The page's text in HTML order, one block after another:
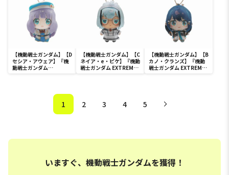
【機動戦士ガンダム】【D
セシア・アウェア】『機
動戦士ガンダム
【機動戦士ガンダム】【C
ネイア・e・ピケ】『機動
戦士ガンダム EXTREME
【機動戦士ガンダム】【B
カノ・クランズ】『機動
戦士ガンダム EXTREME
1 2 3 4 5
いますぐ、機動戦士ガンダムを獲得！